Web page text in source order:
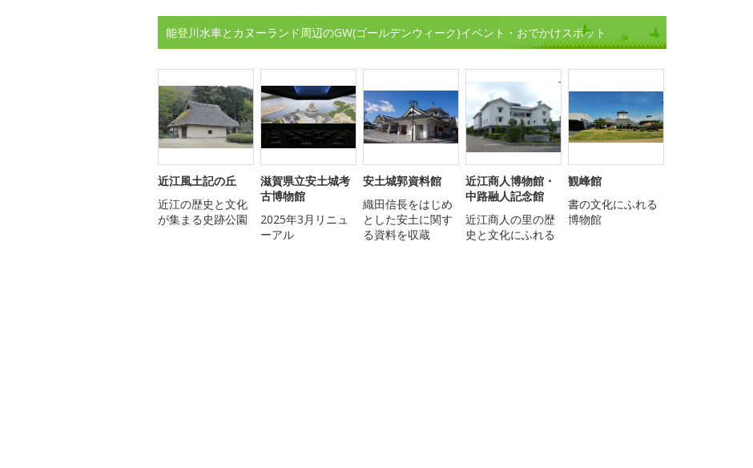
能登川水車とカヌーランド周辺のGW(ゴールデンウィーク)イベント・おでかけスポット
近江風土記の丘
近江の歴史と文化
が集まる史跡公園
滋賀県立安土城考
古博物館
2025年3月リニュ
ーアル
安土城郭資料館
織田信長をはじめ
とした安土に関す
る資料を収蔵
近江商人博物館・
中路融人記念館
近江商人の里の歴
史と文化にふれる
観峰館
書の文化にふれる
博物館